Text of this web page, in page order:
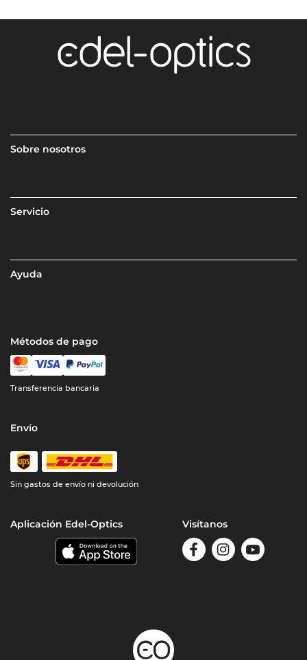
Sobre nosotros
Servicio
Ayuda
Métodos de pago
Transferencia bancaria
Envío
Sin gastos de envío ni devolución
Aplicación Edel-Optics Visítanos